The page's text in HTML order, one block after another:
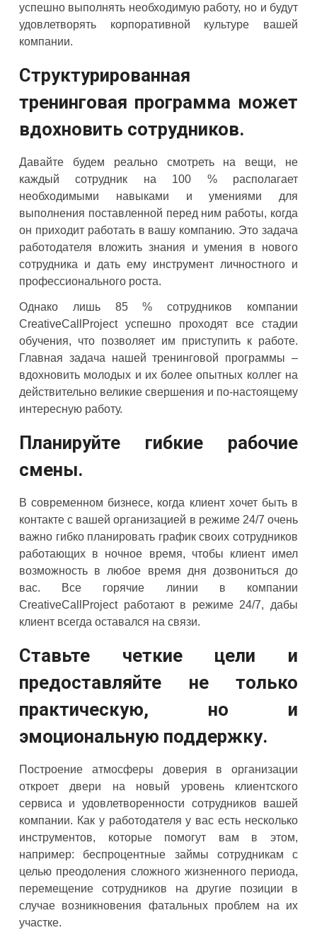
успешно выполнять необходимую работу, но и будут
удовлетворять корпоративной культуре вашей
компании.
Структурированная
тренинговая программа может
вдохновить сотрудников.
Давайте будем реально смотреть на вещи, не
каждый сотрудник на 100 % располагает
необходимыми навыками и умениями для
выполнения поставленной перед ним работы, когда
он приходит работать в вашу компанию. Это задача
работодателя вложить знания и умения в нового
сотрудника и дать ему инструмент личностного и
профессионального роста.
Однако лишь 85 % сотрудников компании
CreativeCallProject успешно проходят все стадии
обучения, что позволяет им приступить к работе.
Главная задача нашей тренинговой программы –
вдохновить молодых и их более опытных коллег на
действительно великие свершения и по-настоящему
интересную работу.
Планируйте гибкие рабочие
смены.
В современном бизнесе, когда клиент хочет быть в
контакте с вашей организацией в режиме 24/7 очень
важно гибко планировать график своих сотрудников
работающих в ночное время, чтобы клиент имел
возможность в любое время дня дозвониться до
вас. Все горячие линии в компании
CreativeCallProject работают в режиме 24/7, дабы
клиент всегда оставался на связи.
Ставьте четкие цели и
предоставляйте не только
практическую, но и
эмоциональную поддержку.
Построение атмосферы доверия в организации
откроет двери на новый уровень клиентского
сервиса и удовлетворенности сотрудников вашей
компании. Как у работодателя у вас есть несколько
инструментов, которые помогут вам в этом,
например: беспроцентные займы сотрудникам с
целью преодоления сложного жизненного периода,
перемещение сотрудников на другие позиции в
случае возникновения фатальных проблем на их
участке.